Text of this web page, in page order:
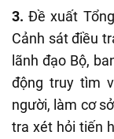
3.Đề xuất
Cảnh sát điều
lãnh đạo Bộ,
động truy tìm
người, làm cơ
tra xét hỏi tiến